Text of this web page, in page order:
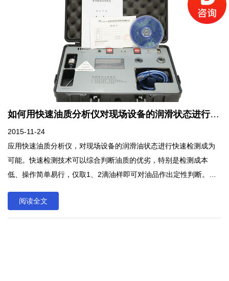
如何用快速油质分析仪对现场设备的润滑状态进行检测？
2015-11-24
应用快速油质分析仪，对现场设备的润滑油状态进行快速检测成为
可能。快速检测技术可以综合判断油质的优劣，特别是检测成本
低、操作简单易行，仅取1、2滴油样即可对油品作出定性判断。这
分析仪，对现场设备的润滑油状态进行快速检测成为可能。快速检
测技术可以综合判断油质的优劣，特别是检测成本低、操作简单易
阅读全文